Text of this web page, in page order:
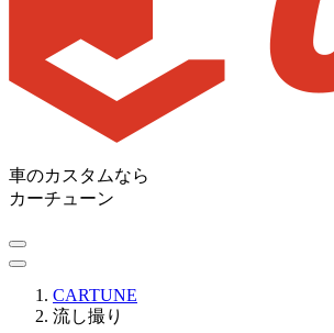
車のカスタムなら
カーチューン
CARTUNE
流し撮り